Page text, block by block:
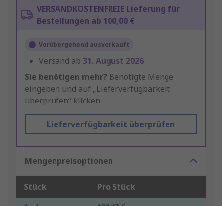
VERSANDKOSTENFREIE Lieferung für
Bestellungen ab 100,00 €
Vorübergehend ausverkauft
Versand ab 31. August 2026
Sie benötigen mehr? Benötigte Menge
eingeben und auf „Lieferverfügbarkeit
überprüfen“ klicken.
Lieferverfügbarkeit überprüfen
Mengenpreisoptionen
Stück Pro Stück